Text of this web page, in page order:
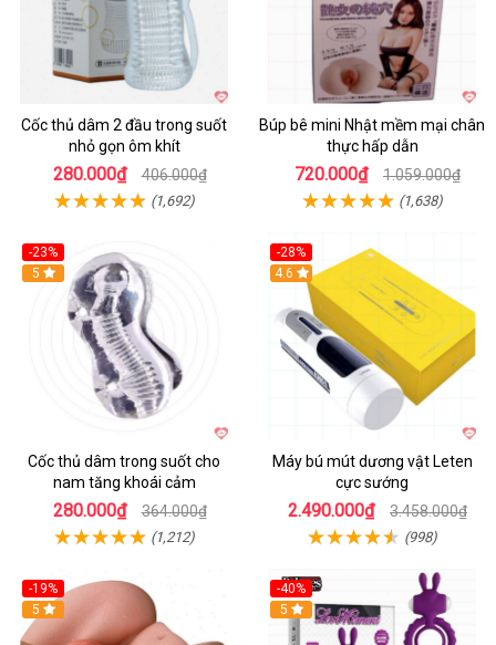
Cốc thủ dâm 2 đầu trong suốt
nhỏ gọn ôm khít
280.000₫ 406.000₫
(1,692)
Búp bê mini Nhật mềm mại chân
thực hấp dẫn
720.000₫ 1.059.000₫
(1,638)
-23%
Hot
5
Cốc thủ dâm trong suốt cho
nam tăng khoái cảm
280.000₫ 364.000₫
(1,212)
-28%
Hot
4.6
Máy bú mút dương vật Leten
cực sướng
2.490.000₫ 3.458.000₫
(998)
-19%
Hot
5
-40%
5